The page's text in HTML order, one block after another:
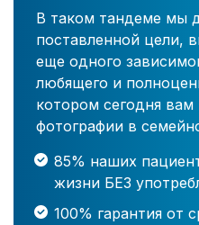
В таком тандеме мы
поставленной цели,
еще одного
любящего и
котором сегодня
фотографии в
85% наших
жизни БЕЗ
100% гарантия от